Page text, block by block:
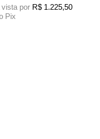
vista por R$ 1.225,50
Pix